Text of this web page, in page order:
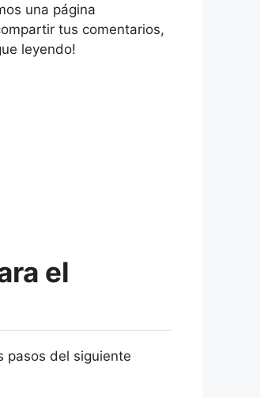
una página
tus comentarios,
leyendo!
el
pasos del siguiente